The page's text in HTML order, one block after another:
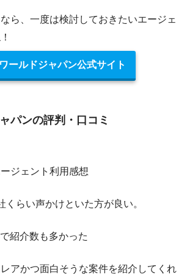
ら、一度は検討しておきたいエージェ
ールドジャパン公式サイト
パンの評判・口コミ
ジェント利用感想
くらい声かけといた方が良い。
紹介数も多かった
アかつ面白そうな案件を紹介してくれ